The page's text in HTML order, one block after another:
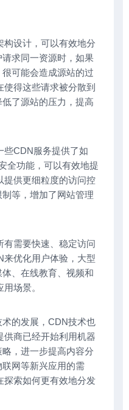
构设计，可以有效地分
求同一资源时，如果
可能会造成源站的过
得这些请求被分散到
了源站的压力，提高
些CDN服务提供了如
全功能，可以有效地提
提供更细粒度的访问控
等，增加了网站管理
有需要快速、稳定访问
来优化用户体验，大型
、在线教育、视频和
场景。
的发展，CDN技术也
供商已经开始利用机器
，进一步提高内容分
网等新兴应用的需
探索如何更有效地分发